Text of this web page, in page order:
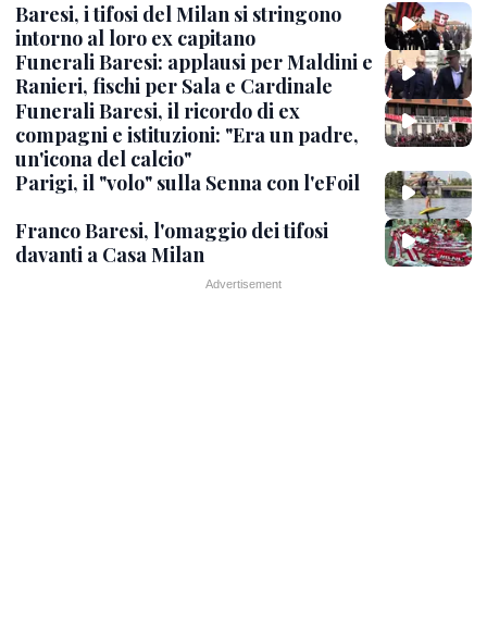
Baresi, i tifosi del Milan si stringono
intorno al loro ex capitano
Funerali Baresi: applausi per Maldini e
Ranieri, fischi per Sala e Cardinale
Funerali Baresi, il ricordo di ex
compagni e istituzioni: "Era un padre,
un'icona del calcio"
Parigi, il "volo" sulla Senna con l'eFoil
Franco Baresi, l'omaggio dei tifosi
davanti a Casa Milan